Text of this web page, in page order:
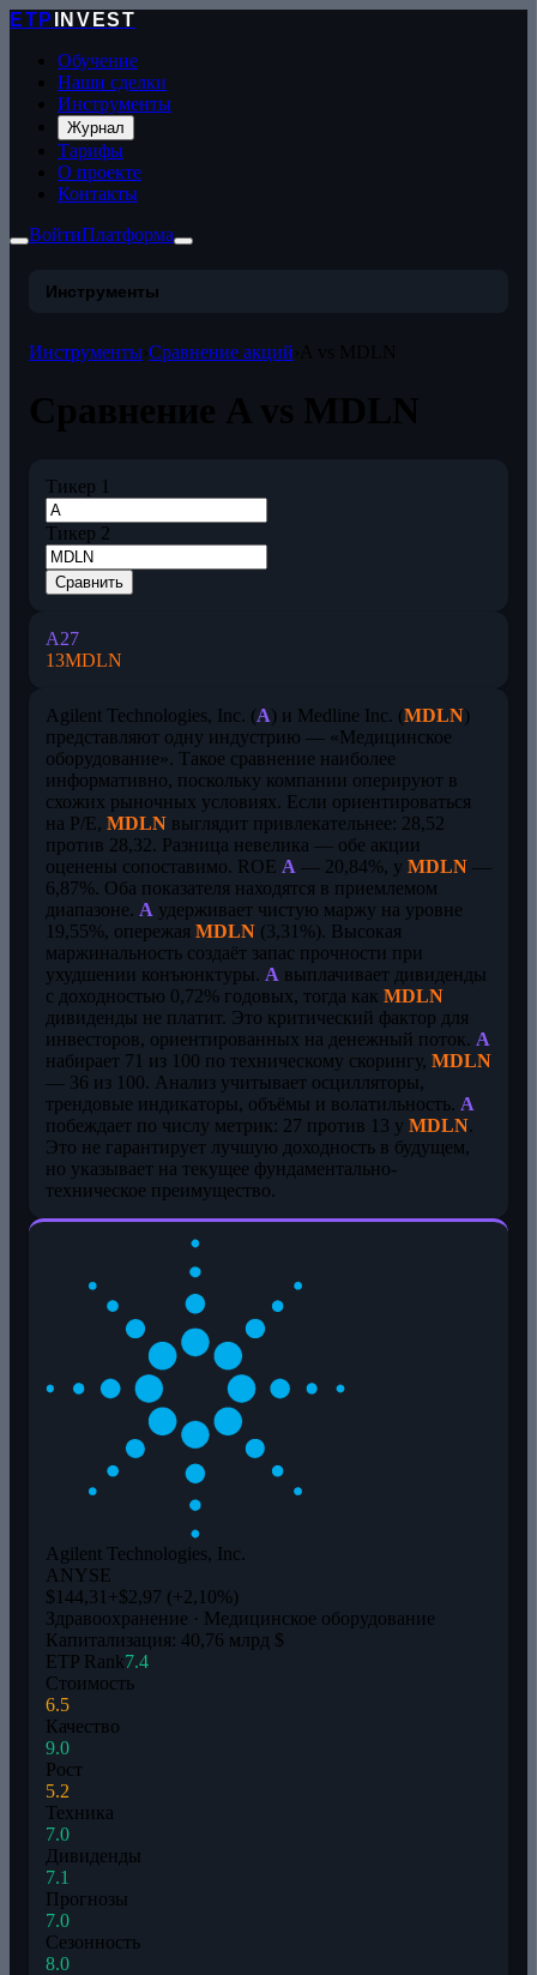
ETP
INVEST
Обучение
Наши сделки
Инструменты
Журнал
Тарифы
О проекте
Контакты
ВойтиПлатформа
Инструменты
Инструменты Сравнение акций
Тикер 1
Тикер 2
Сравнить
A27
13MDLN
Agilent Technologies, Inc. (A) и Medline Inc. (MDLN)
представляют одну индустрию — «Медицинское
оборудование». Такое сравнение наиболее
информативно, поскольку компании оперируют в
схожих рыночных условиях. Если ориентироваться
на P/E, MDLN выглядит привлекательнее: 28,52
против 28,32. Разница невелика — обе акции
оценены сопоставимо. ROE A — 20,84%, у MDLN —
6,87%. Оба показателя находятся в приемлемом
диапазоне. A удерживает чистую маржу на уровне
19,55%, опережая MDLN (3,31%). Высокая
маржинальность создаёт запас прочности при
ухудшении конъюнктуры. A выплачивает дивиденды
с доходностью 0,72% годовых, тогда как MDLN
дивиденды не платит. Это критический фактор для
инвесторов, ориентированных на денежный поток. A
набирает 71 из 100 по техническому скорингу, MDLN
— 36 из 100. Анализ учитывает осцилляторы,
трендовые индикаторы, объёмы и волатильность. A
побеждает по числу метрик: 27 против 13 у MDLN.
Это не гарантирует лучшую доходность в будущем,
но указывает на текущее фундаментально-
техническое преимущество.
Agilent Technologies, Inc.
ANYSE
$144,31 +$2,97 (+2,10%)
Здравоохранение · Медицинское оборудование
Капитализация: 40,76 млрд $
ETP Rank7.4
Стоимость
6.5
Качество
9.0
Рост
5.2
Техника
7.0
Дивиденды
7.1
Прогнозы
7.0
Сезонность
8.0